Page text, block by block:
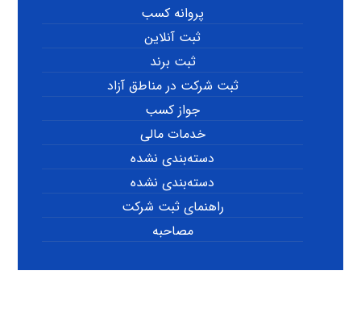
پروانه کسب
ثبت آنلاین
ثبت برند
ثبت شرکت در مناطق آزاد
جواز کسب
خدمات مالی
دسته‌بندی نشده
دسته‌بندی نشده
راهنمای ثبت شرکت
مصاحبه